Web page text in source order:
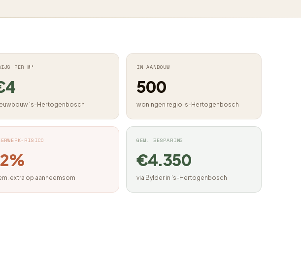
PER M²
's-Hertogenbosch
IN AANBOUW
500
woningen regio 's-Hertogenbosch
RISICO
extra op aanneemsom
GEM. BESPARING
€4.350
via Bylder in 's-Hertogenbosch